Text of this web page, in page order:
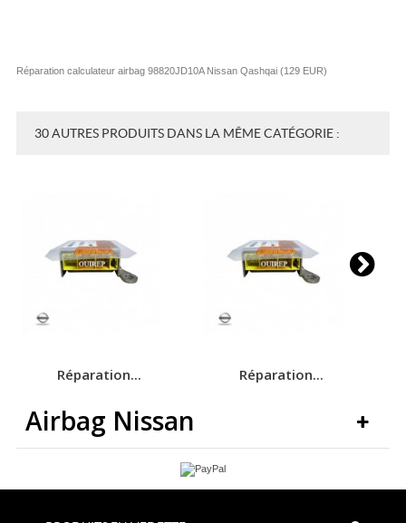
Réparation calculateur airbag 98820JD10A Nissan Qashqai (129 EUR)
30 AUTRES PRODUITS DANS LA MÊME CATÉGORIE :
Réparation... Réparation...
Airbag Nissan